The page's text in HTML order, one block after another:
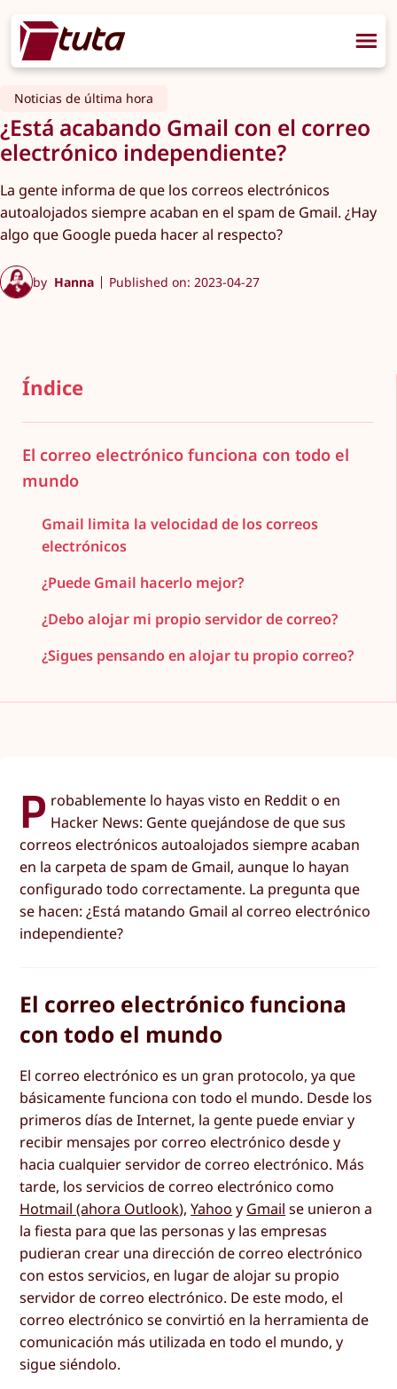
Noticias de última hora
¿Está acabando Gmail con el correo
electrónico independiente?
La gente informa de que los correos electrónicos
autoalojados siempre acaban en el spam de Gmail. ¿Hay
algo que Google pueda hacer al respecto?
by Hanna Published on: 2023-04-27
Índice
El correo electrónico funciona con todo el
mundo
Gmail limita la velocidad de los correos
electrónicos
¿Puede Gmail hacerlo mejor?
¿Debo alojar mi propio servidor de correo?
¿Sigues pensando en alojar tu propio correo?
P robablemente lo hayas visto en Reddit o en
Hacker News: Gente quejándose de que sus
correos electrónicos autoalojados siempre acaban
en la carpeta de spam de Gmail, aunque lo hayan
configurado todo correctamente. La pregunta que
se hacen: ¿Está matando Gmail al correo electrónico
independiente?
El correo electrónico funciona
con todo el mundo
El correo electrónico es un gran protocolo, ya que
básicamente funciona con todo el mundo. Desde los
primeros días de Internet, la gente puede enviar y
recibir mensajes por correo electrónico desde y
hacia cualquier servidor de correo electrónico. Más
tarde, los servicios de correo electrónico como
Hotmail (ahora Outlook),Yahoo y Gmail se unieron a
la fiesta para que las personas y las empresas
pudieran crear una dirección de correo electrónico
con estos servicios, en lugar de alojar su propio
servidor de correo electrónico. De este modo, el
correo electrónico se convirtió en la herramienta de
comunicación más utilizada en todo el mundo, y
sigue siéndolo.